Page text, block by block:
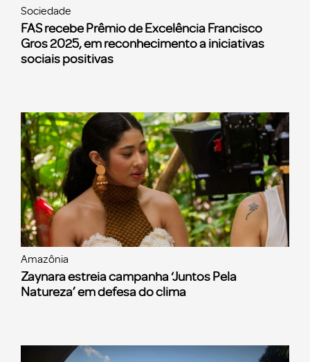
Sociedade
FAS recebe Prêmio de Excelência Francisco
Gros 2025, em reconhecimento a iniciativas
sociais positivas
Amazônia
Zaynara estreia campanha ‘Juntos Pela
Natureza’ em defesa do clima